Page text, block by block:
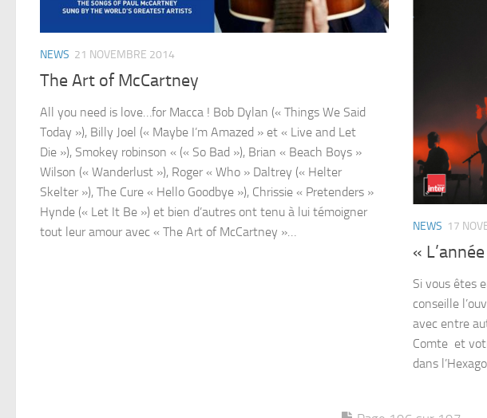
NEWS 21 NOVEMBRE 2014
The Art of McCartney
All you need is love…for Macca ! Bob Dylan (« Things We Said
Today »), Billy Joel (« Maybe I’m Amazed » et « Live and Let
Die »), Smokey robinson « (« So Bad »), Brian « Beach Boys »
Wilson (« Wanderlust »), Roger « Who » Daltrey (« Helter
Skelter »), The Cure « Hello Goodbye »), Chrissie « Pretenders »
Hynde (« Let It Be ») et bien d’autres ont tenu à lui témoigner
tout leur amour avec « The Art of McCartney »…
NEWS 17
«
Si vous êtes
conseille
avec entre
Comte et
dans